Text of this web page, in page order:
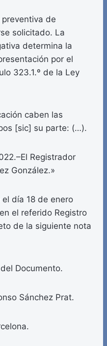
de
solicitado. La
determina la
por el
323.1.º de la Ley
caben las
[sic] su parte: (…).
Registrador
González.»
día 18 de enero
el referido Registro
de la siguiente nota
Documento.
Sánchez Prat.